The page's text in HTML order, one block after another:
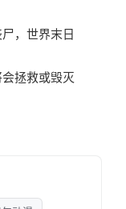
界末日
或毁灭